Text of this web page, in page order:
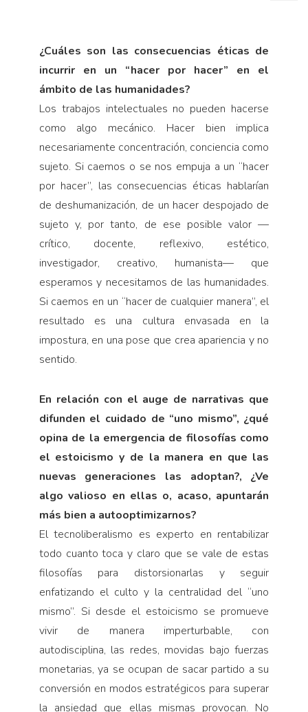
¿Cuáles son las consecuencias éticas de
incurrir en un “hacer por hacer” en el
ámbito de las humanidades?
Los trabajos intelectuales no pueden hacerse
como algo mecánico. Hacer bien implica
necesariamente concentración, conciencia como
sujeto. Si caemos o se nos empuja a un “hacer
por hacer”, las consecuencias éticas hablarían
de deshumanización, de un hacer despojado de
sujeto y, por tanto, de ese posible valor —
crítico, docente, reflexivo, estético,
investigador, creativo, humanista— que
esperamos y necesitamos de las humanidades.
Si caemos en un “hacer de cualquier manera”, el
resultado es una cultura envasada en la
impostura, en una pose que crea apariencia y no
sentido.
En relación con el auge de narrativas que
difunden el cuidado de “uno mismo”, ¿qué
opina de la emergencia de filosofías como
el estoicismo y de la manera en que las
nuevas generaciones las adoptan?, ¿Ve
algo valioso en ellas o, acaso, apuntarán
más bien a autooptimizarnos?
El tecnoliberalismo es experto en rentabilizar
todo cuanto toca y claro que se vale de estas
filosofías para distorsionarlas y seguir
enfatizando el culto y la centralidad del “uno
mismo”. Si desde el estoicismo se promueve
vivir de manera imperturbable, con
autodisciplina, las redes, movidas bajo fuerzas
monetarias, ya se ocupan de sacar partido a su
conversión en modos estratégicos para superar
la ansiedad que ellas mismas provocan. No